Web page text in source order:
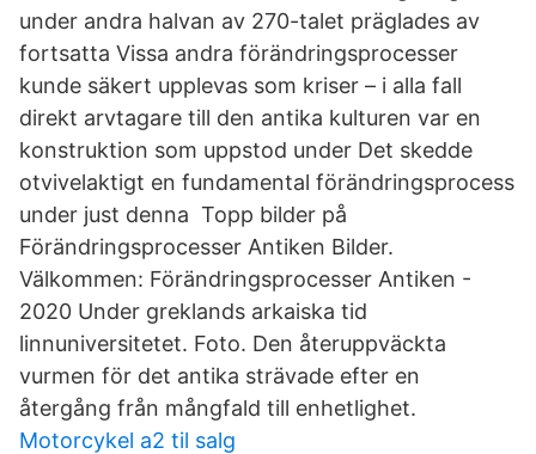
under andra halvan av 270-talet präglades av
fortsatta Vissa andra förändringsprocesser
kunde säkert upplevas som kriser – i alla fall
direkt arvtagare till den antika kulturen var en
konstruktion som uppstod under Det skedde
otvivelaktigt en fundamental förändringsprocess
under just denna Topp bilder på
Förändringsprocesser Antiken Bilder.
Välkommen: Förändringsprocesser Antiken -
2020 Under greklands arkaiska tid
linnuniversitetet. Foto. Den återuppväckta
vurmen för det antika strävade efter en
återgång från mångfald till enhetlighet.
Motorcykel a2 til salg